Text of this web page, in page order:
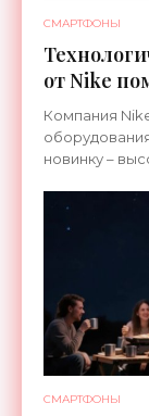
СМАРТФОНЫ
от Nike
ноги
Компания
новинку –
СМАРТФОНЫ